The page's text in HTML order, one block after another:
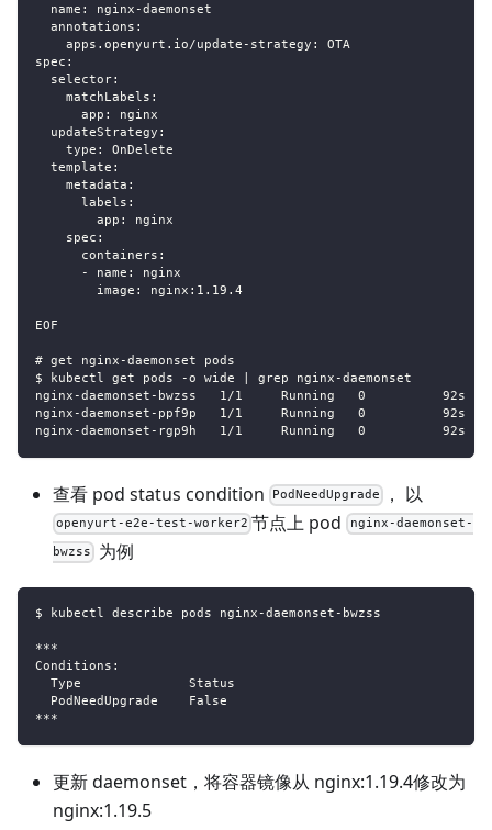
  name: nginx-daemonset
  annotations:
    apps.openyurt.io/update-strategy: OTA
spec:
  selector:
    matchLabels:
      app: nginx
  updateStrategy:
    type: OnDelete
  template:
    metadata:
      labels:
        app: nginx
    spec:
      containers:
      - name: nginx
        image: nginx:1.19.4
EOF
# get nginx-daemonset pods
$ kubectl get pods -o wide | grep nginx-daemonset
nginx-daemonset-bwzss   1/1     Running   0          92s
nginx-daemonset-ppf9p   1/1     Running   0          92s
nginx-daemonset-rgp9h   1/1     Running   0          92s
查看 pod status condition PodNeedUpgrade ， 以
openyurt-e2e-test-worker2 节点上 pod nginx-daemonset-
bwzss
为例
$ kubectl describe pods nginx-daemonset-bwzss
***
Conditions:
  Type              Status
  PodNeedUpgrade    False
***
更新 daemonset，将容器镜像从 nginx:1.19.4修改为
nginx:1.19.5